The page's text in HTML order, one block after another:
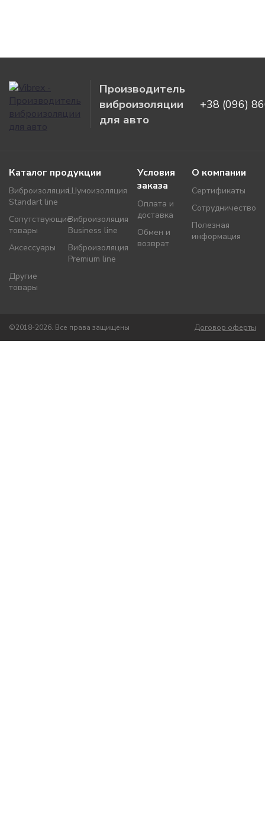
Производитель
виброизоляции
для авто
+38 (096)
Каталог продукции
Виброизоляция
Standart line
Виброизоляция
Business line
Виброизоляция
Premium line
Шумоизоляция
Аксессуары
Другие
товары
Сопутствующие
товары
Условия
заказа
Оплата и
доставка
Обмен и
возврат
О компании
Сертификаты
Сотрудничество
Полезная
информация
©2018-2026. Все права защищены Договор оферты